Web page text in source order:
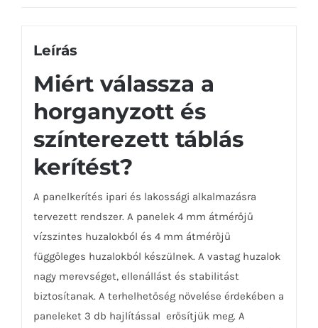
Leírás
Miért válassza a
horganyzott és
színterezett táblás
kerítést?
A panelkerítés ipari és lakossági alkalmazásra
tervezett rendszer. A panelek 4 mm átmérőjű
vízszintes huzalokból és 4 mm átmérőjű
függőleges huzalokból készülnek. A vastag huzalok
nagy merevséget, ellenállást és stabilitást
biztosítanak. A terhelhetőség növelése érdekében a
paneleket 3 db hajlítással erősítjük meg. A